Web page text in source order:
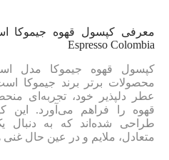
Espresso Colombia
کپسول قهوه جیموکا مدل
محصولات برتر برند جیموکا
عطر دلپذیر خود، تجربه‌ای
قهوه را فراهم می‌آورد. این
طراحی شده‌اند که به دنبال
متعادل، ملایم و در عین حال غنی